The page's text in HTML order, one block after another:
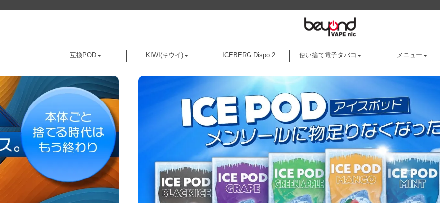
互換POD KIWI(キウイ) ICEBERG Dispo 2 使い捨て電子タバコ メニュー